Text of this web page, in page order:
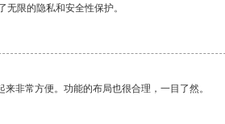
限的隐私和安全性保护。
非常方便。功能的布局也很合理，一目了然。